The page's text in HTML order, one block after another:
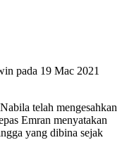
pada 19 Mac 2021
telah mengesahkan
Emran menyatakan
yang dibina sejak